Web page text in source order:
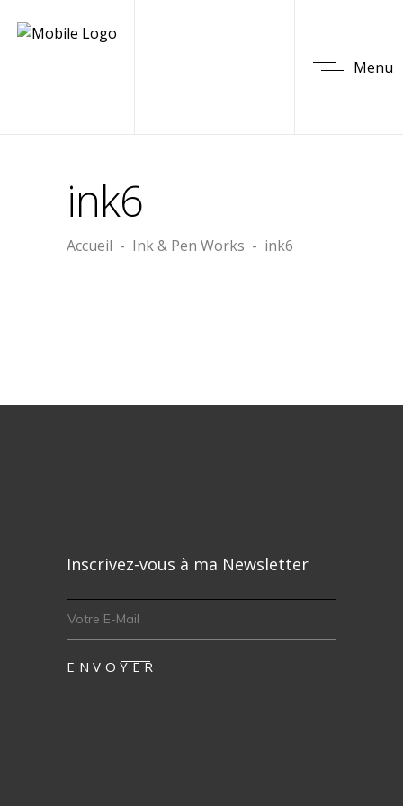
Menu
ink6
Accueil - Ink & Pen Works - ink6
Inscrivez-vous à ma Newsletter